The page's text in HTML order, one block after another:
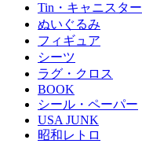
Tin・キャニスター
ぬいぐるみ
フィギュア
シーツ
ラグ・クロス
BOOK
シール・ペーパー
USA JUNK
昭和レトロ